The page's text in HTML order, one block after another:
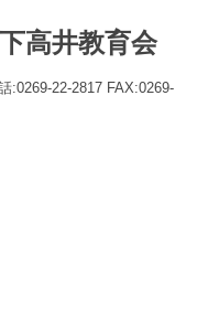
高井教育会
:0269-22-2817 FAX:0269-